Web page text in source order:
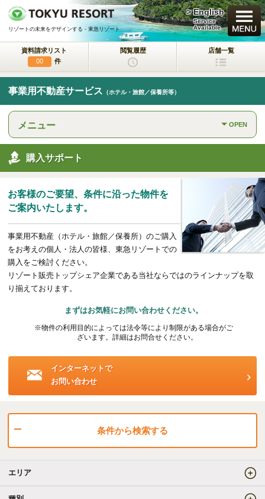
リゾートの未来をデザインする - 東急リゾート
> English
Service
Available
資料請求リスト
00
件
閲覧履歴 店舗一覧
事業用不動産サービス （ホテル・旅館／保養所等）
メニュー OPEN
購入サポート
お客様のご要望、条件に沿った物件を
ご案内いたします。
事業用不動産（ホテル・旅館／保養所）のご購入
をお考えの個人・法人の皆様、東急リゾートでの
購入をご検討ください。
リゾート販売トップシェア企業である当社ならではのラインナップを取
り揃えております。
まずはお気軽にお問い合わせください。
※物件の利用目的によっては法令等により制限がある場合がご
ざいます。詳細はお問合せください。
インターネットで
お問い合わせ
条件から検索する
エリア
買いたい
新規・新築マンション
中古物件
一戸建て/マンション/土地
東急ハーヴェストクラブ
会員制リゾートホテル
ホテルコンドミニアム
所有するリゾートから
事業用不動産サービス
（ホテル・旅館／保養所等）
海外事業（ハワイ）
海外事業（フィリピン）
査定をしてほしい
売却方法等について相談したい
仲介でのご売却とは